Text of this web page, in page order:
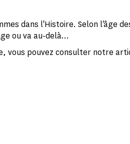
dans l'Histoire. Selon l'âge
ou va au-delà...
vous pouvez consulter notre